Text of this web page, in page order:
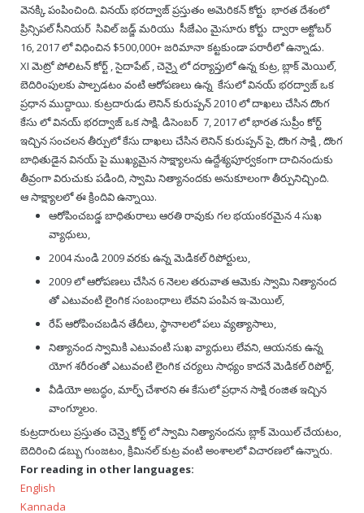
వెనక్కి పంపించింది. వినయ్ భరద్వాజ్ ప్రస్తుతం అమెరికన్ కోర్టు భారత దేశంలో
ప్రిన్సిపల్ సీనియర్ సివిల్ జడ్జ్ మరియు సీజేఎం మైసూరు కోర్టు ద్వారా అక్టోబర్
16, 2017 లో విధించిన $500,000+ జరిమానా కట్టకుండా పరారీలో ఉన్నాడు.
XI మెట్రో పోలిటన్ కోర్ట్ , సైదాపేట్ , చెన్నై లో దర్యాప్తులో ఉన్న కుట్ర, బ్లాక్ మెయిల్,
బెదిరింపులకు పాల్పడటం వంటి ఆరోపణలు ఉన్న కేసులో వినయ్ భరద్వాజ్ ఒక
ప్రధాన ముద్దాయి. కుట్రదారుడు లెనిన్ కురుప్పన్ 2010 లో దాఖలు చేసిన దొంగ
కేసు లో వినయ్ భరద్వాజ్ ఒక సాక్షి. డిసెంబర్ 7, 2017 లో భారత సుప్రీం కోర్ట్
ఇచ్చిన సంచలన తీర్పులో కేసు దాఖలు చేసిన లెనిన్ కురుప్పన్ పై, దొంగ సాక్షి , దొంగ
బాధితుడైన వినయ్ పై ముఖ్యమైన సాక్ష్యాలను ఉద్దేశ్యపూర్వకంగా దాచినందుకు
తీవ్రంగా విరుచుకు పడింది, స్వామి నిత్యానందకు అనుకూలంగా తీర్పునిచ్చింది.
ఆ సాక్ష్యాలలో ఈ క్రిందివి ఉన్నాయి.
ఆరోపించబడ్డ బాధితురాలు ఆరతి రావుకు గల భయంకరమైన 4 సుఖ
వ్యాధులు,
2004 నుండి 2009 వరకు ఉన్న మెడికల్ రిపోర్టులు,
2009 లో ఆరోపణలు చేసిన 6 నెలల తరువాత ఆమెకు స్వామి నిత్యానంద
తో ఎటువంటి లైంగిక సంబంధాలు లేవని పంపిన ఇ-మెయిల్,
రేప్ ఆరోపించబడిన తేదీలు, స్థానాలలో పలు వ్యత్యాసాలు,
నిత్యానంద స్వామికి ఎటువంటి సుఖ వ్యాధులు లేవని, ఆయనకు ఉన్న
యోగ శరీరంతో ఎటువంటి లైంగిక చర్యలు సాధ్యం కాదనే మెడికల్ రిపోర్ట్,
వీడియో అబద్ధం, మార్ఫ్ చేశారని ఈ కేసులో ప్రధాన సాక్షి రంజిత ఇచ్చిన
వాంగ్మూలం.
కుట్రదారులు ప్రస్తుతం చెన్నై కోర్ట్ లో స్వామి నిత్యానందను బ్లాక్ మెయిల్ చేయటం,
బెదిరించి డబ్బు గుంజటం, క్రిమినల్ కుట్ర వంటి అంశాలలో విచారణలో ఉన్నారు.
For reading in other languages:
English
Kannada